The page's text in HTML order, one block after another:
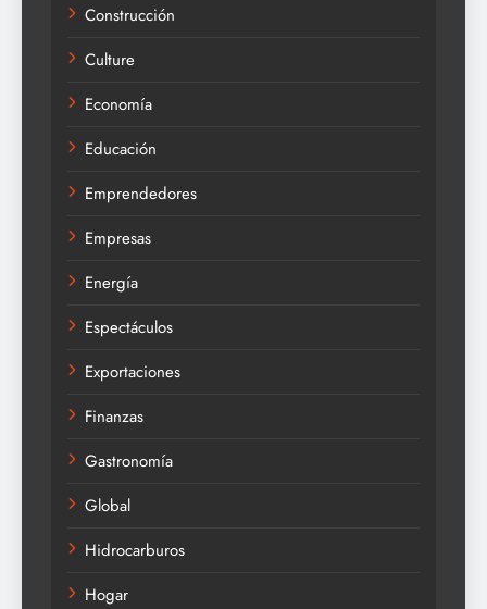
Construcción
Culture
Economía
Educación
Emprendedores
Empresas
Energía
Espectáculos
Exportaciones
Finanzas
Gastronomía
Global
Hidrocarburos
Hogar